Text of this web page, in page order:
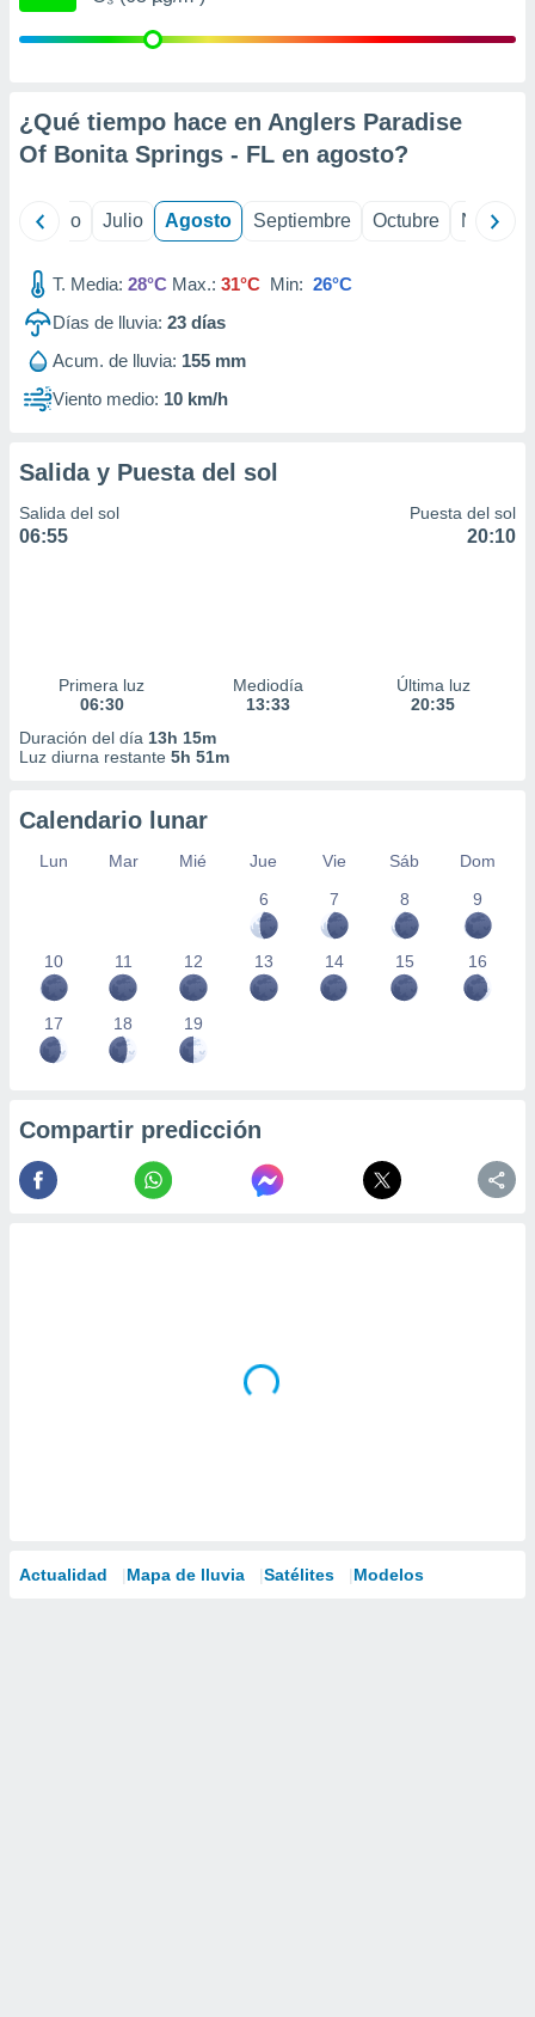
publicidad
publicidad
1199
¿Qué tiempo hace en Anglers Paradise
Of Bonita Springs - FL en agosto?
Junio Julio Agosto Septiembre Octubre
T. Media: 28°C Max.: 31°C Min: 26°C
Días de lluvia: 23 días
Acum. de lluvia: 155 mm
Viento medio: 10 km/h
Salida y Puesta del sol
Salida del sol
06:55
Puesta del sol
20:10
Primera luz
06:30
Mediodía
13:33
Última luz
20:35
Duración del día 13h 15m
Luz diurna restante 5h 51m
Calendario lunar
Lun Mar Mié Jue Vie Sáb
Dom
6
7 8 9
10 11 12 13 14 15 16
17 18 19
Compartir predicción
Actualidad Mapa de lluvia Satélites Modelos